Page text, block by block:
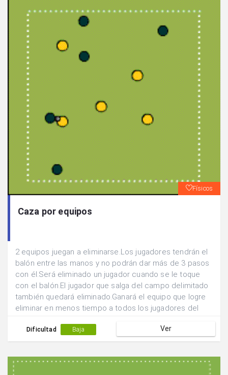
Físicos
Caza por equipos
2 equipos juegan a eliminarse.Los jugadores tendrán el
balón entre las manos y no podrán dar más de 3 pasos
con él.Será eliminado un jugador cuando se le toque
con el balón.El jugador que salga del campo delimitado
también quedará eliminado.Ganará el equipo que logre
eliminar en menos tiempo a todos los jugadores del
Dificultad Baja Ver